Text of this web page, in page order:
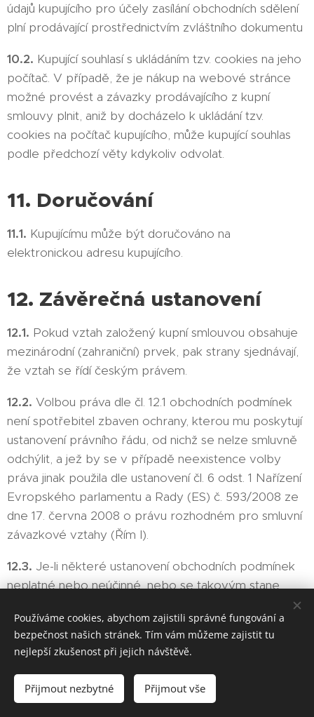
údajů kupujícího pro účely zasílání obchodních sdělení
plní prodávající prostřednictvím zvláštního dokumentu
10.2. Kupující souhlasí s ukládáním tzv. cookies na jeho
počítač. V případě, že je nákup na webové stránce
možné provést a závazky prodávajícího z kupní
smlouvy plnit, aniž by docházelo k ukládání tzv.
cookies na počítač kupujícího, může kupující souhlas
podle předchozí věty kdykoliv odvolat.
11. Doručování
11.1. Kupujícímu může být doručováno na
elektronickou adresu kupujícího.
12. Závěrečná ustanovení
12.1. Pokud vztah založený kupní smlouvou obsahuje
mezinárodní (zahraniční) prvek, pak strany sjednávají,
že vztah se řídí českým právem.
12.2. Volbou práva dle čl. 12.1 obchodních podmínek
není spotřebitel zbaven ochrany, kterou mu poskytují
ustanovení právního řádu, od nichž se nelze smluvně
odchýlit, a jež by se v případě neexistence volby
práva jinak použila dle ustanovení čl. 6 odst. 1 Nařízení
Evropského parlamentu a Rady (ES) č. 593/2008 ze
dne 17. června 2008 o právu rozhodném pro smluvní
závazkové vztahy (Řím I).
12.3. Je-li některé ustanovení obchodních podmínek
neplatné nebo neúčinné, nebo se takovým stane,
jehož smysl se neplatnému ustanovení co nejvíce
přibližuje. Neplatností nebo neúčinností jednoho
ustanovení není dotčena platnost ostatních ustanovení.
12.4.Kupní smlouva včetně obchodních podmínek je
Používáme cookies, abychom zajistili správné fungování a
bezpečnost našich stránek. Tím vám můžeme zajistit tu
nejlepší zkušenost při jejich návštěvě.
Přijmout nezbytné Přijmout vše